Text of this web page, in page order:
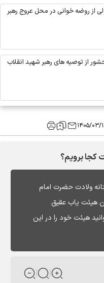
روضه خوانی در محل عروج رهبر
از توصیه های رهبر شهید انقلاب
۰۳/۱۶
برویم؟
ولادت حضرت امام
هیئت یاب عقیق
هیئت خود را در این